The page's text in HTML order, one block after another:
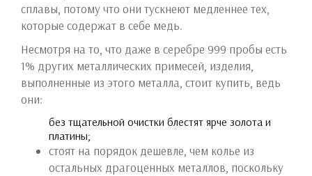
сплавы, потому что они тускнеют медленнее тех,
которые содержат в себе медь.
Несмотря на то, что даже в серебре 999 пробы есть
1% других металлических примесей, изделия,
выполненные из этого металла, стоит купить, ведь
они:
без тщательной очистки блестят ярче золота и
платины;
стоят на порядок дешевле, чем колье из
остальных драгоценных металлов, поскольку